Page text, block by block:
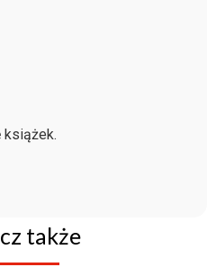
książek.
także